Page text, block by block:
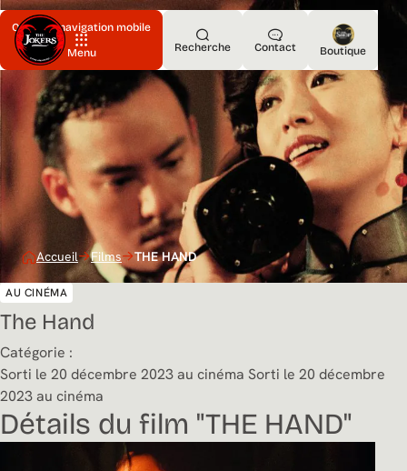
Ouvrir la navigation mobile
Menu
Recherche Contact Boutique
The Hand
Catégorie :
AU CINÉMA
Sorti le 20 décembre 2023 au cinéma Sorti le 20 décembre
2023 au cinéma
Accueil Films THE HAND
Détails du film "THE HAND"